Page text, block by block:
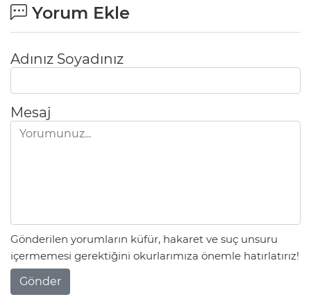
Yorum Ekle
Adınız Soyadınız
Mesaj
Gönderilen yorumların küfür, hakaret ve suç unsuru
içermemesi gerektiğini okurlarımıza önemle hatırlatırız!
Gönder